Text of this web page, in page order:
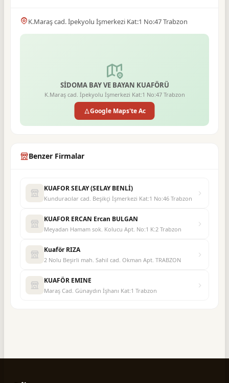
K.Maraş cad. İpekyolu İşmerkezi Kat:1 No:47 Trabzon
SİDOMA BAY VE BAYAN KUAFÖRÜ
K.Maraş cad. İpekyolu İşmerkezi Kat:1 No:47 Trabzon
Google Maps'te Ac
Benzer Firmalar
KUAFOR SELAY (SELAY BENLİ)
Kunduracılar cad. Beşikçi İşmerkezi Kat:1 No:46 Trabzon
KUAFOR ERCAN Ercan BULGAN
Meyadan Hamam sok. Kolucu Apt. No:1 K:2 Trabzon
Kuaför RIZA
2 Nolu Beşirli mah. Sahil cad. Okman Apt. TRABZON
KUAFÖR EMINE
Maraş Cad. Günaydın İşhanı Kat:1 Trabzon